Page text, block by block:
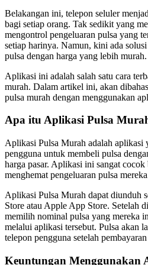
Belakangan ini, telepon seluler
bagi setiap orang. Tak sedikit yang
mengontrol pengeluaran pulsa yang
setiap harinya. Namun, kini ada
pulsa dengan harga yang lebih murah.
Aplikasi ini adalah salah satu cara
murah. Dalam artikel ini, akan
pulsa murah dengan menggunakan
Apa itu Aplikasi Pulsa
Aplikasi Pulsa Murah adalah aplikasi
pengguna untuk membeli pulsa
harga pasar. Aplikasi ini sangat
menghemat pengeluaran pulsa
Aplikasi Pulsa Murah dapat diunduh
Store atau Apple App Store. Setelah
memilih nominal pulsa yang mereka
melalui aplikasi tersebut. Pulsa akan
telepon pengguna setelah
Keuntungan Menggunakan